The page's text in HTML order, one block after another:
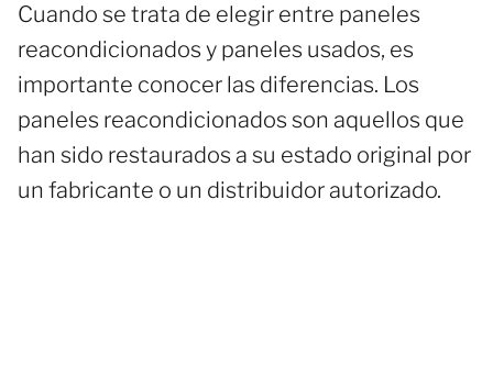
Cuando se trata de elegir entre paneles
reacondicionados y paneles usados, es
importante conocer las diferencias. Los
paneles reacondicionados son aquellos que
han sido restaurados a su estado original por
un fabricante o un distribuidor autorizado.